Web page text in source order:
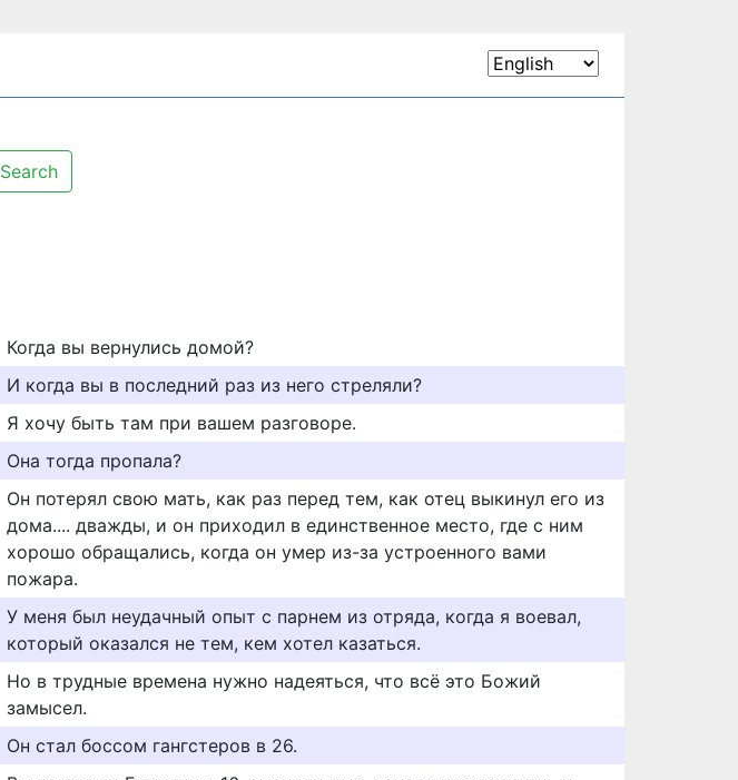
Search
Когда вы вернулись домой?
И когда вы в последний раз из него стреляли?
Я хочу быть там при вашем разговоре.
Она тогда пропала?
Он потерял свою мать, как раз перед тем, как отец выкинул его из
дома.... дважды, и он приходил в единственное место, где с ним
хорошо обращались, когда он умер из-за устроенного вами
пожара.
У меня был неудачный опыт с парнем из отряда, когда я воевал,
который оказался не тем, кем хотел казаться.
Но в трудные времена нужно надеяться, что всё это Божий
замысел.
Он стал боссом гангстеров в 26.